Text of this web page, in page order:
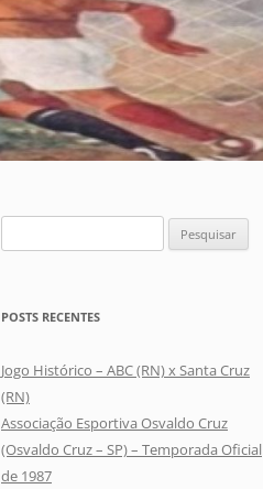
por:
POSTS RECENTES
Jogo Histórico – ABC (RN) x Santa Cruz
(RN)
Associação Esportiva Osvaldo Cruz
(Osvaldo Cruz – SP) – Temporada Oficial
de 1987